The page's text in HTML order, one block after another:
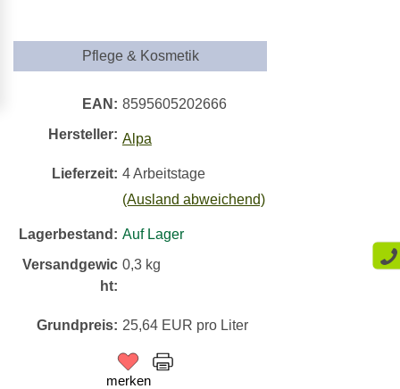
Pflege & Kosmetik
EAN: 8595605202666
Hersteller: Alpa
Lieferzeit: 4 Arbeitstage
(Ausland abweichend)
Lagerbestand: Auf Lager
Versandgewic
ht:
0,3kg
Grundpreis: 25,64 EUR pro Liter
merken